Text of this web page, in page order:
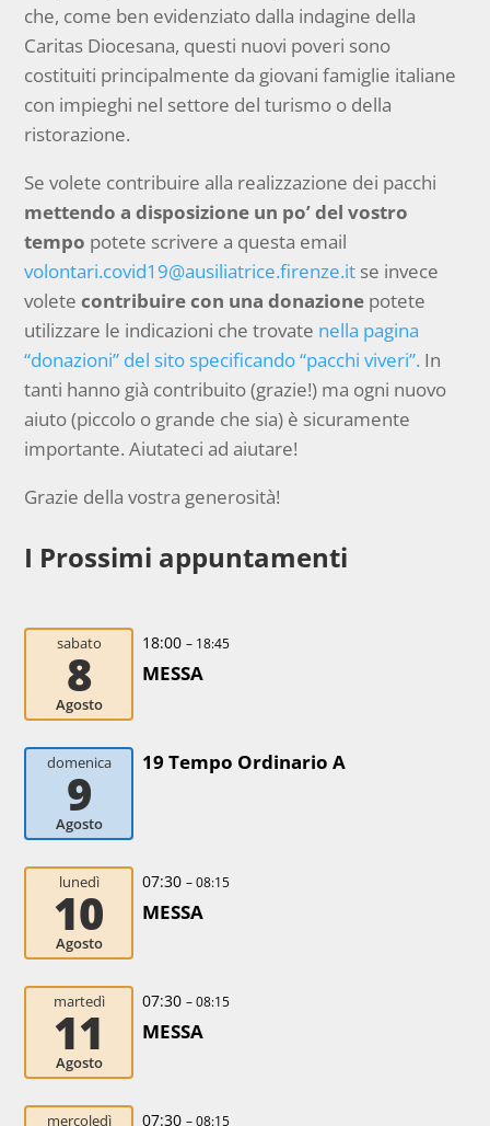
che, come ben evidenziato dalla indagine della
Caritas Diocesana, questi nuovi poveri sono
costituiti principalmente da giovani famiglie italiane
con impieghi nel settore del turismo o della
ristorazione.
Se volete contribuire alla realizzazione dei pacchi
mettendo a disposizione un po’ del vostro
tempo potete scrivere a questa email
volontari.covid19@ausiliatrice.firenze.it se invece
volete contribuire con una donazione potete
utilizzare le indicazioni che trovate nella pagina
“donazioni” del sito specificando “pacchi viveri”. In
tanti hanno già contribuito (grazie!) ma ogni nuovo
aiuto (piccolo o grande che sia) è sicuramente
importante. Aiutateci ad aiutare!
Grazie della vostra generosità!
I Prossimi appuntamenti
sabato
8
Agosto
18:00 – 18:45
MESSA
domenica
9
Agosto
19 Tempo Ordinario A
lunedì
10
Agosto
07:30 – 08:15
MESSA
martedì
11
Agosto
07:30 – 08:15
MESSA
mercoledì 07:30 – 08:15